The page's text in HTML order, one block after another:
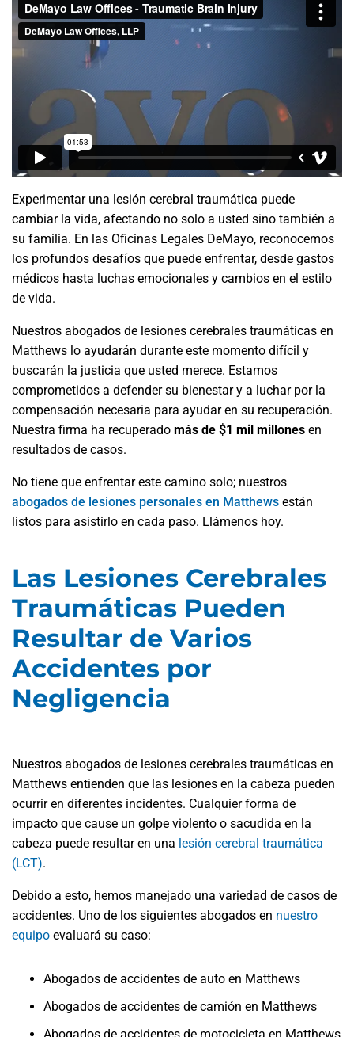
Experimentar una lesión cerebral traumática puede
cambiar la vida, afectando no solo a usted sino también a
su familia. En las Oficinas Legales DeMayo, reconocemos
los profundos desafíos que puede enfrentar, desde gastos
médicos hasta luchas emocionales y cambios en el estilo
de vida.
Nuestros abogados de lesiones cerebrales traumáticas en
Matthews lo ayudarán durante este momento difícil y
buscarán la justicia que usted merece. Estamos
comprometidos a defender su bienestar y a luchar por la
compensación necesaria para ayudar en su recuperación.
Nuestra firma ​​ha recuperado más de $1 mil millones en
resultados de casos.
No tiene que enfrentar este camino solo; nuestros
abogados de lesiones personales en Matthews están
listos para asistirlo en cada paso. Llámenos hoy.
Las Lesiones Cerebrales
Traumáticas Pueden
Resultar de Varios
Accidentes por
Negligencia
Nuestros abogados de lesiones cerebrales traumáticas en
Matthews entienden que las lesiones en la cabeza pueden
ocurrir en diferentes incidentes. Cualquier forma de
impacto que cause un golpe violento o sacudida en la
cabeza puede resultar en una lesión cerebral traumática
(LCT).
Debido a esto, hemos manejado una variedad de casos de
accidentes. Uno de los siguientes abogados en nuestro
equipo evaluará su caso:
Abogados de accidentes de auto en Matthews
Abogados de accidentes de camión en Matthews